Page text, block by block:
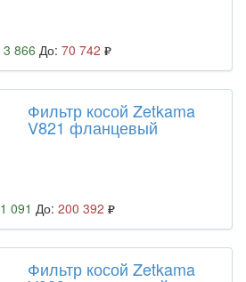
3 866 До: 70 742
Фильтр косой Zetkama
V821 фланцевый
1 091 До: 200 392
Фильтр косой Zetkama